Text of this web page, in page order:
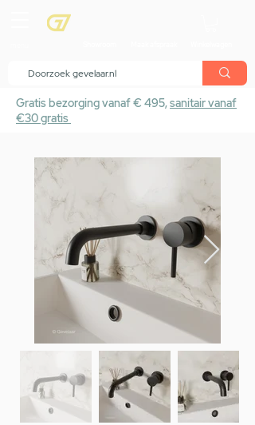
Gratis bezorging vanaf € 495,sanitair vanaf
€30 gratis